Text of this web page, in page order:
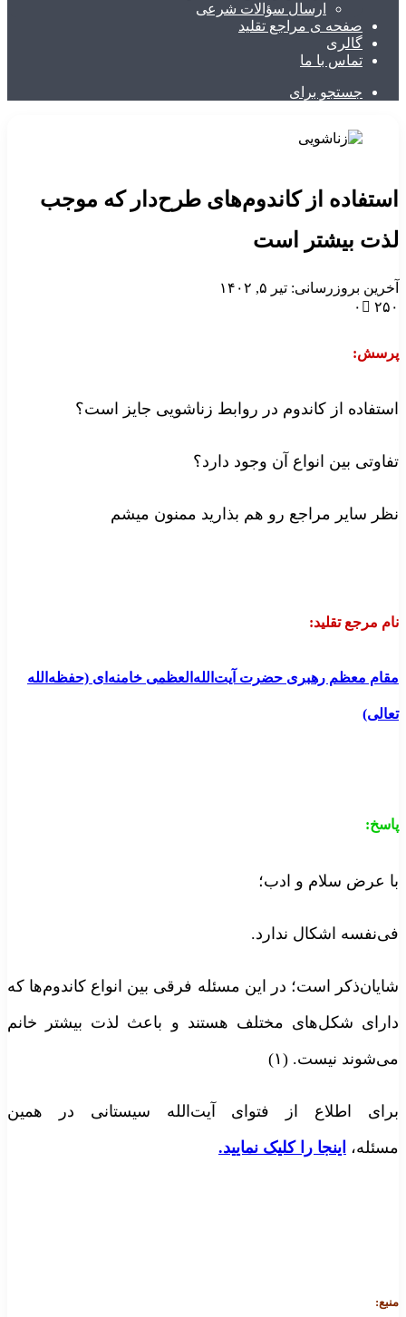
ارسال سؤالات شرعی
صفحه ی مراجع تقلید
گالری
تماس با ما
جستجو برای
استفاده از کاندوم‌های طرح‌دار که موجب
لذت بیشتر است
آخرین بروزرسانی: تیر ۵, ۱۴۰۲
۰
۲۵۰
پرسش:
استفاده از کاندوم در روابط زناشویی جایز است؟
تفاوتی بین انواع آن وجود دارد؟
نظر سایر مراجع رو هم بذارید ممنون میشم
نام مرجع تقلید:
مقام معظم رهبری حضرت آیت‌الله‌العظمی خامنه‌ای (حفظه‌الله
تعالی)
پاسخ:
با عرض سلام و ادب؛
فی‌نفسه اشکال ندارد.
شایان‌ذکر است؛ در این مسئله فرقی بین انواع کاندوم‌ها که
دارای شکل‌های مختلف هستند و باعث لذت بیشتر خانم
می‌شوند نیست. (۱)
برای اطلاع از فتوای آیت‌الله سیستانی در همین
مسئله، اینجا را کلیک نمایید.
منبع: